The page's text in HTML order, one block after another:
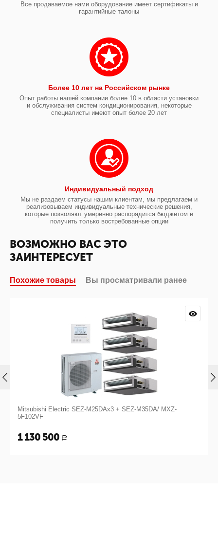
Все продаваемое нами оборудование имеет сертификаты и
гарантийные талоны
Более 10 лет на Российском рынке
Опыт работы нашей компании более 10 в области установки
и обслуживания систем кондиционирования, некоторые
специалисты имеют опыт более 20 лет
Индивидуальный подход
Мы не раздаем статусы нашим клиентам, мы предлагаем и
реализовываем индивидуальные технические решения,
которые позволяют умеренно распорядится бюджетом и
получить только востребованные опции
ВОЗМОЖНО ВАС ЭТО
ЗАИНТЕРЕСУЕТ
Похожие товары Вы просматривали ранее
SEZ-M25DAx3 + SEZ-M35DA/ MXZ- Mitsubishi Electric